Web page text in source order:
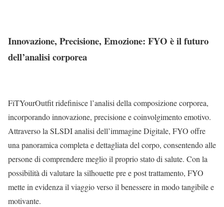
Innovazione, Precisione, Emozione: FYO è il futuro
dell’analisi corporea
FiTYourOutfit ridefinisce l’analisi della composizione corporea,
incorporando innovazione, precisione e coinvolgimento emotivo.
Attraverso la SLSDI analisi dell’immagine Digitale, FYO offre
una panoramica completa e dettagliata del corpo, consentendo alle
persone di comprendere meglio il proprio stato di salute. Con la
possibilità di valutare la silhouette pre e post trattamento, FYO
mette in evidenza il viaggio verso il benessere in modo tangibile e
motivante.